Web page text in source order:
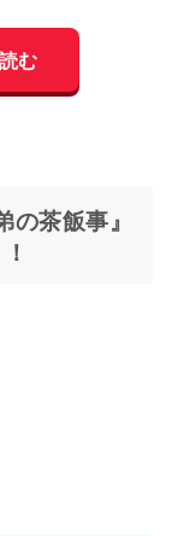
む
茶飯事』